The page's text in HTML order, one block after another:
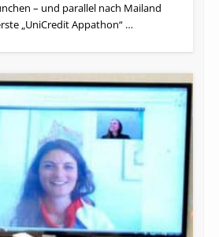
– und parallel nach Mailand
„UniCredit Appathon“ …